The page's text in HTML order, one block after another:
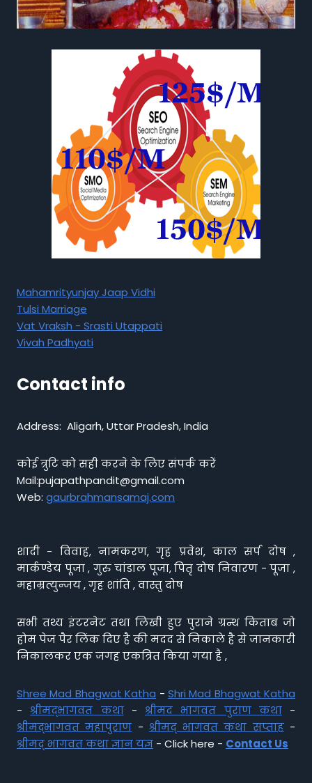
Mahamrityunjay Jaap Vidhi
Tulsi Marriage
Vat Vraksh - Srasti Utappati
Vivah Padhyati
Contact info
Address: Aligarh, Uttar Pradesh, India
कोई त्रुटि को सही करने के लिए संपर्क करें
Mail:pujapathpandit@gmail.com
Web: gaurbrahmansamaj.com
शादी - विवाह, नामकरण, गृह प्रवेश, काल सर्प दोष ,
मार्कण्डेय पूजा , गुरु चांडाल पूजा, पितृ दोष निवारण - पूजा ,
महाम्रत्युन्जय , गृह शांति , वास्तु दोष
सभी तथ्य इंटरनेट तथा लिखी हुए पुराने ग्रन्थ किताब जो
होम पेज पैर लिंक दिए है की मदद से निकाले है से जानकारी
निकालकर एक जगह एकत्रित किया गया है ,
Shree Mad Bhagwat Katha - Shri Mad Bhagwat Katha
- श्रीमद्भागवत कथा- श्रीमद भागवत पुराण कथा-
श्रीमद्भागवत महापुराण - श्रीमद् भागवत कथा सप्ताह-
श्रीमद् भागवत कथा ज्ञान यज्ञ - Click here - Contact Us